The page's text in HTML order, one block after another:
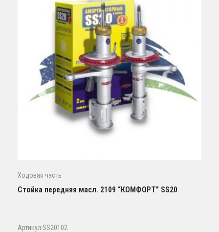
Ходовая часть
Стойка передняя масл. 2109 “КОМФОРТ” SS20
Артикул:SS20102